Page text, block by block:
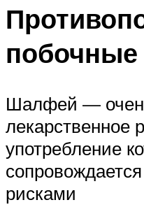
Шалфей —
лекарственное
употребление
рисками